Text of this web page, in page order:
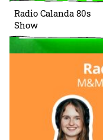
Radio Calanda 80s
Show